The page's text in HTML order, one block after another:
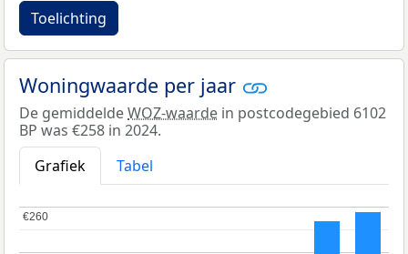
Toelichting
Woningwaarde per jaar
De gemiddeldeWOZ-waarde in postcodegebied 6102
BP was €258 in 2024.
Grafiek
Tabel
€260
€260